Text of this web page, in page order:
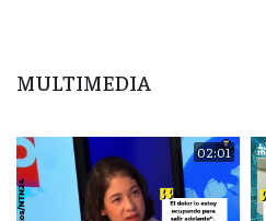
MULTIMEDIA
02:01